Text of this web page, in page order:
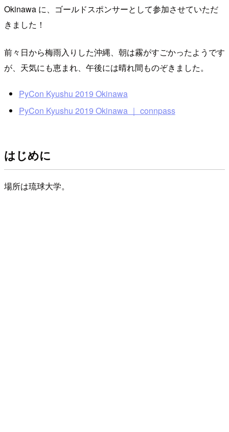
Okinawa に、ゴールドスポンサーとして参加させていただ
きました！
前々日から梅雨入りした沖縄、朝は霧がすごかったようです
が、天気にも恵まれ、午後には晴れ間ものぞきました。
PyCon Kyushu 2019 Okinawa
PyCon Kyushu 2019 Okinawa ｜ connpass
はじめに
場所は琉球大学。